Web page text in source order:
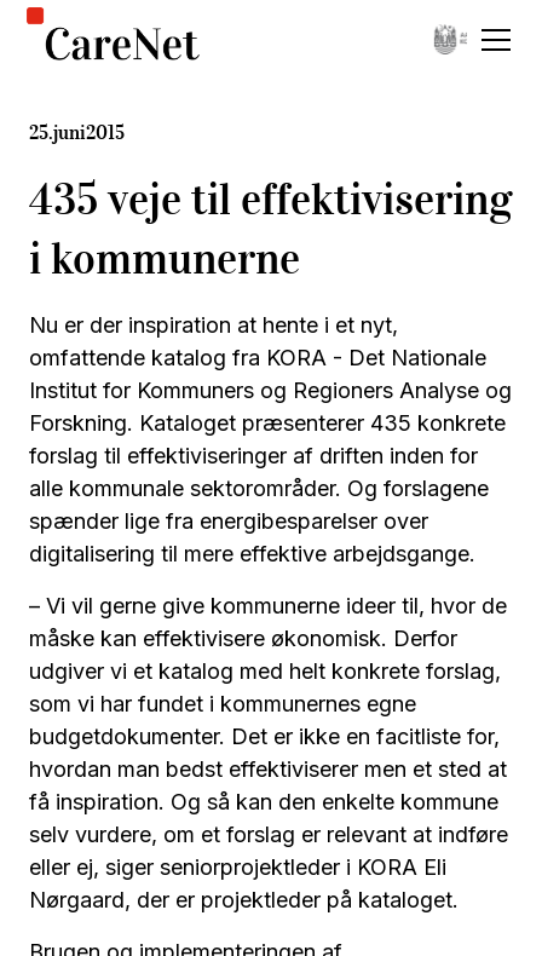
25.juni2015
435 veje til effektivisering
i kommunerne
Nu er der inspiration at hente i et nyt,
omfattende katalog fra KORA - Det Nationale
Institut for Kommuners og Regioners Analyse og
Forskning. Kataloget præsenterer 435 konkrete
forslag til effektiviseringer af driften inden for
alle kommunale sektorområder. Og forslagene
spænder lige fra energibesparelser over
digitalisering til mere effektive arbejdsgange.
– Vi vil gerne give kommunerne ideer til, hvor de
måske kan effektivisere økonomisk. Derfor
udgiver vi et katalog med helt konkrete forslag,
som vi har fundet i kommunernes egne
budgetdokumenter. Det er ikke en facitliste for,
hvordan man bedst effektiviserer men et sted at
få inspiration. Og så kan den enkelte kommune
selv vurdere, om et forslag er relevant at indføre
eller ej, siger seniorprojektleder i KORA Eli
Nørgaard, der er projektleder på kataloget.